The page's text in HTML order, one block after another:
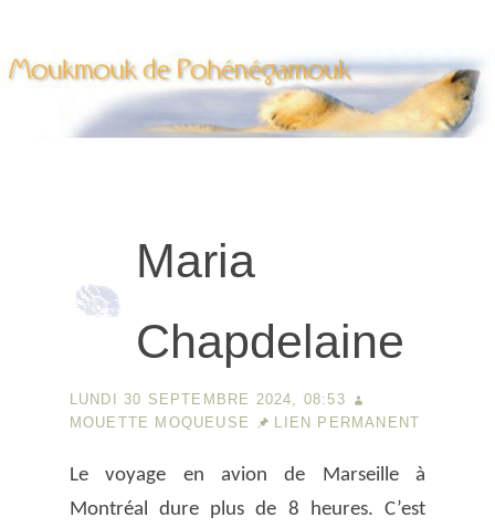
Maria
Chapdelaine
LUNDI 30 SEPTEMBRE 2024, 08:53
MOUETTE MOQUEUSE
LIEN PERMANENT
Le voyage en avion de Marseille à
Montréal dure plus de 8 heures. C’est